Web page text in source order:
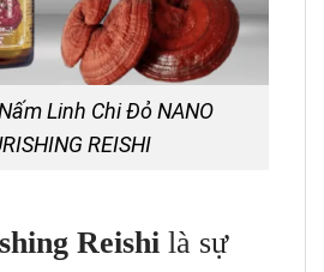
Linh Chi Đỏ NANO
REISHI
Reishi là sự